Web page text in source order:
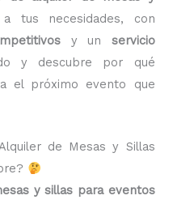
tus necesidades, con
y un servicio
y descubre por qué
el próximo evento que
de Mesas y Sillas
y sillas para eventos